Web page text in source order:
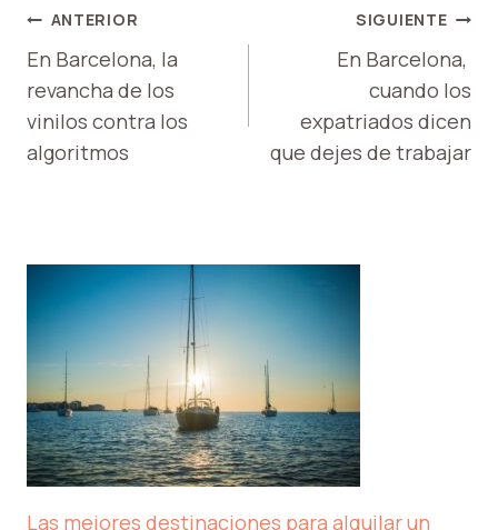
NAVEGACIÓN
DE
ENTRADAS
ANTERIOR
En Barcelona, ​​la
revancha de los
vinilos contra los
algoritmos
SIGUIENTE
En Barcelona, ​​
cuando los
expatriados dicen
que dejes de trabajar
Las mejores destinaciones para alquilar un